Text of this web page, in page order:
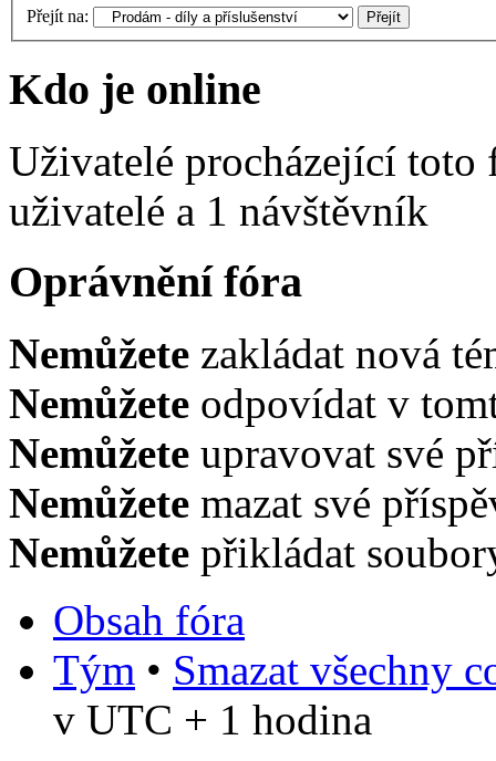
Přejít na:
Kdo je online
Uživatelé procházející
uživatelé a 1 návštěvník
Oprávnění fóra
Nemůžete zakládat nová
Nemůžete odpovídat v
Nemůžete upravovat své
Nemůžete mazat své
Nemůžete přikládat
Obsah fóra
Tým • Smazat všechny
v UTC + 1 hodina